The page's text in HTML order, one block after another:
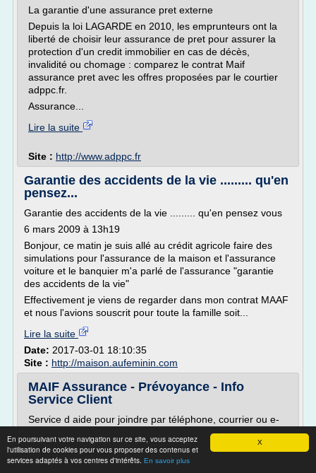
X
En poursuivant votre navigation sur ce site, vous acceptez
l'utilisation de cookies pour vous proposer des contenus et
services adaptés à vos centres d'intérêts. En savoir plus
La garantie d'une assurance pret externe
Depuis la loi LAGARDE en 2010, les emprunteurs ont la
liberté de choisir leur assurance de pret pour assurer la
protection d'un credit immobilier en cas de décès,
invalidité ou chomage : comparez le contrat Maif
assurance pret avec les offres proposées par le courtier
adppc.fr.
Assurance...
Lire la suite
Site : http://www.adppc.fr
Garantie des accidents de la vie ......... qu'en
pensez...
Garantie des accidents de la vie ......... qu'en pensez vous
6 mars 2009 à 13h19
Bonjour, ce matin je suis allé au crédit agricole faire des
simulations pour l'assurance de la maison et l'assurance
voiture et le banquier m'a parlé de l'assurance "garantie
des accidents de la vie"
Effectivement je viens de regarder dans mon contrat MAAF
et nous l'avions souscrit pour toute la famille soit...
Lire la suite
Date: 2017-03-01 18:10:35
Site : http://maison.aufeminin.com
MAIF Assurance - Prévoyance - Info
Service Client
Service d aide pour joindre par téléphone, courrier ou e-
Appelez notre service d'annuaire pour vous donner
le numero de telephone et/ou vous mettre en relation